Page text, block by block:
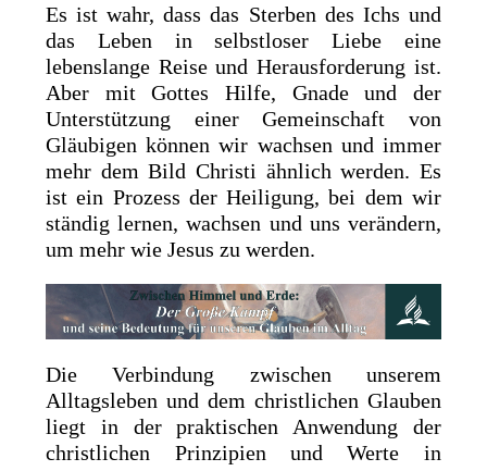
Es ist wahr, dass das Sterben des Ichs und
das Leben in selbstloser Liebe eine
lebenslange Reise und Herausforderung ist.
Aber mit Gottes Hilfe, Gnade und der
Unterstützung einer Gemeinschaft von
Gläubigen können wir wachsen und immer
mehr dem Bild Christi ähnlich werden. Es
ist ein Prozess der Heiligung, bei dem wir
ständig lernen, wachsen und uns verändern,
um mehr wie Jesus zu werden.
Die Verbindung zwischen unserem
Alltagsleben und dem christlichen Glauben
liegt in der praktischen Anwendung der
christlichen Prinzipien und Werte in